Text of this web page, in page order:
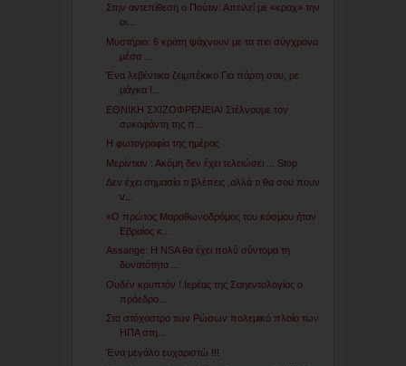
Στην αντεπίθεση ο Πούτιν: Απειλεί με «κραχ» την
οι...
Μυστήριο: 6 κράτη ψάχνουν με τα πιο σύγχρονα
μέσα ...
Ένα λεβέντικο ζειμπέκικο Για πάρτη σου, ρε
μάγκα !...
ΕΘΝΙΚΗ ΣΧΙΖΟΦΡΕΝΕΙΑ! Στέλνουμε τον
συκοφάντη της π...
Η φωτογραφία της ημέρας
Μερίντιαν : Ακόμη δεν έχει τελειώσει ... Stop
Δεν έχει σημασία τι βλέπεις ,αλλά τι θα σου πουν
ν...
«O πρώτος Μαραθωνοδρόμος του κόσμου ήταν
Εβραίος κ...
Assange: H NSA θα έχει πολύ σύντομα τη
δυνατότητα ...
Ουδέν κρυπτόν ! Ιερέας της Σαηεντολογίας ο
πρόεδρο...
Στο στόχαστρο των Ρώσων πολεμικό πλοίο των
ΗΠΑ στη...
Ένα μεγάλο ευχαριστώ !!!